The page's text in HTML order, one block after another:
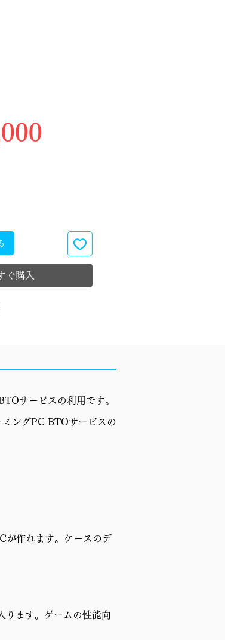
価格
ぐ購入
サービスの利用です。
ングPC BTOサービスの
が作れます。ケースのデ
ります。ゲームの性能向